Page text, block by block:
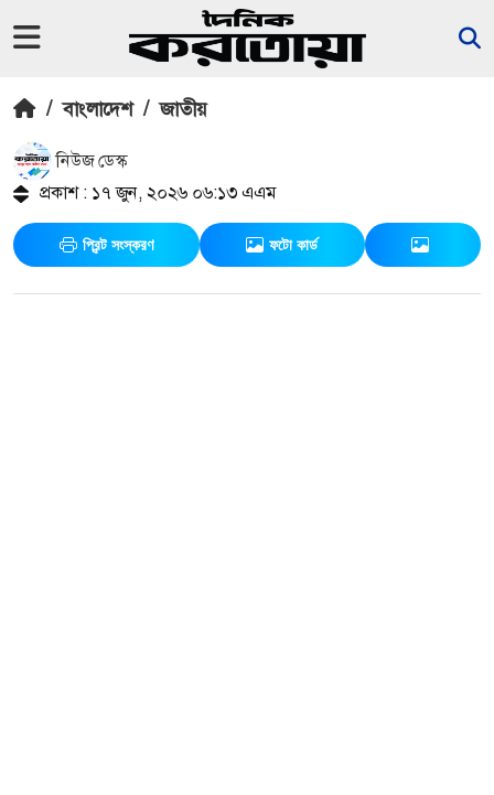
/ বাংলাদেশ / জাতীয়
নিউজ ডেস্ক
প্রকাশ : ১৭ জুন, ২০২৬ ০৬:১৩ এএম
প্রিন্ট সংস্করণ ফটো কার্ড